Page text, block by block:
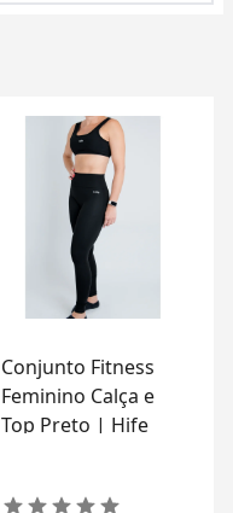
Conjunto Fitness
Feminino Calça e
Top Preto | Hife